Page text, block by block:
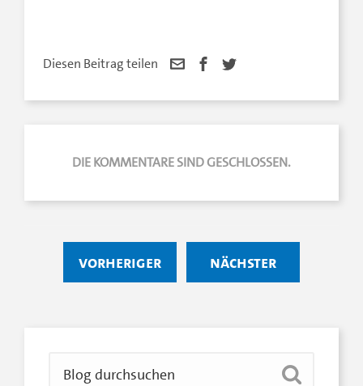
Diesen Beitrag teilen
DIE KOMMENTARE SIND GESCHLOSSEN.
vorheriger nächster